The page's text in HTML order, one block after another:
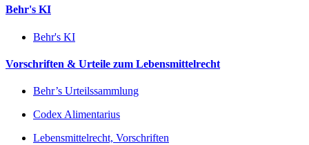
Behr's KI
Behr's KI
Vorschriften & Urteile zum Lebensmittelrecht
Behr’s Urteilssammlung
Codex Alimentarius
Lebensmittelrecht, Vorschriften